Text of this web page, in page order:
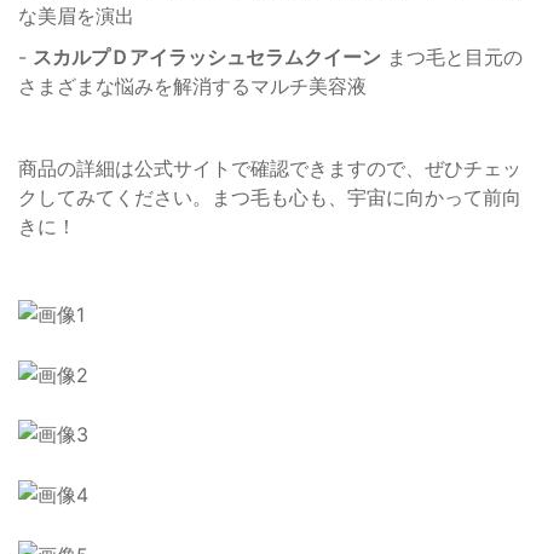
な美眉を演出
- スカルプＤアイラッシュセラムクイーン まつ毛と目元の
さまざまな悩みを解消するマルチ美容液
商品の詳細は公式サイトで確認できますので、ぜひチェッ
クしてみてください。まつ毛も心も、宇宙に向かって前向
きに！